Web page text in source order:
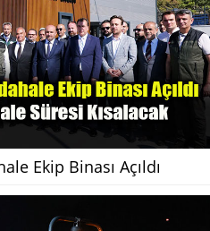
Ekip Binası Açıldı